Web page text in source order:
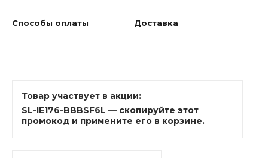
Способы оплаты Доставка
Товар участвует в акции:
SL-IE176-BBBSF6L — скопируйте этот
промокод и примените его в корзине.